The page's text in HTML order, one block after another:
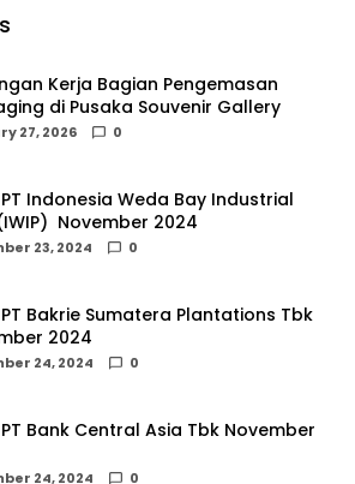
Kerja Bagian Pengemasan
di Pusaka Souvenir Gallery
27, 2026 0
Indonesia Weda Bay Industrial
November 2024
23, 2024 0
Bakrie Sumatera Plantations Tbk
2024
24, 2024 0
Bank Central Asia Tbk November
24, 2024 0